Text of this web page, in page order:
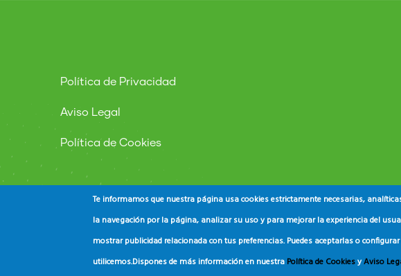
Política de Privacidad
Aviso Legal
Política de Cookies
© Copyright ADEAC2023. All Rights Reserved.
Te informamos que nuestra página usa cookies estrictamente necesarias,
la navegación por la página, analizar su uso y para mejorar la experiencia del
mostrar publicidad relacionada con tus preferencias. Puedes aceptarlas o
utilicemos.Dispones de más información en nuestra Política de CookiesyAviso